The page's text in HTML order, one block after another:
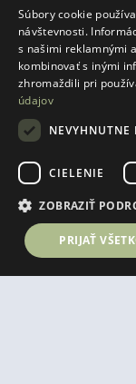
Laurin dvor
IČ DPH:
+421 917 997
Súbory cookie
návštevnosti.
s našimi reklamnými
kombinovať s inými
zhromaždili pri
údajov
NEVYHNUTNE
CIELENIE
ZOBRAZIŤ
PRIJAŤ